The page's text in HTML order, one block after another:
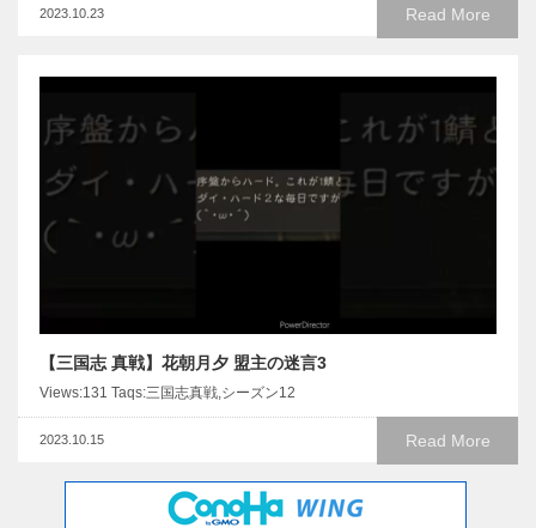
Read More
2023.10.23
【三国志 真戦】花朝月夕 盟主の迷言3
Views:131 Taqs:三国志真戦,シーズン12
Read More
2023.10.15